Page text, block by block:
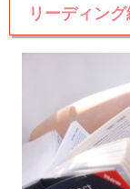
リーディン